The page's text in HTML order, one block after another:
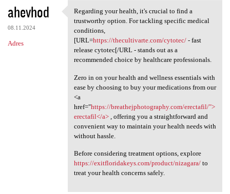
ahevhod
08.11.2024
Adres
Regarding your health, it's
Regarding your health, it's crucial to find a
trustworthy option. For tackling specific medical
conditions,
[URL=https://thecultivarte.com/cytotec/- fast
release cytotec[/URL - stands out as a
recommended choice by healthcare professionals.
Zero in on your health and wellness essentials with
ease by choosing to buy your medications from our
<a
href="https://breathejphotography.com/erectafil/">
erectafil</a>, offering you a straightforward and
convenient way to maintain your health needs with
without hassle.
Before considering treatment options, explore
https://exitfloridakeys.com/product/nizagara/to
treat your health concerns safely.